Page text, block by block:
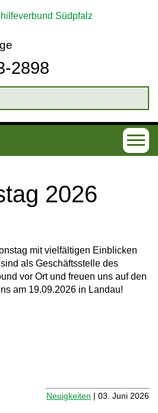
2898
T
o
a
i
2026
mit vielfältigen Einblicken
als Geschäftsstelle des
vor Ort und freuen uns auf den
am 19.09.2026 in Landau!
Neuigkeiten | 03. Juni 2026